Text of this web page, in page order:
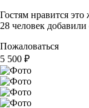
Гостям нравится это
28 человек
Пожаловаться
5 500 ₽